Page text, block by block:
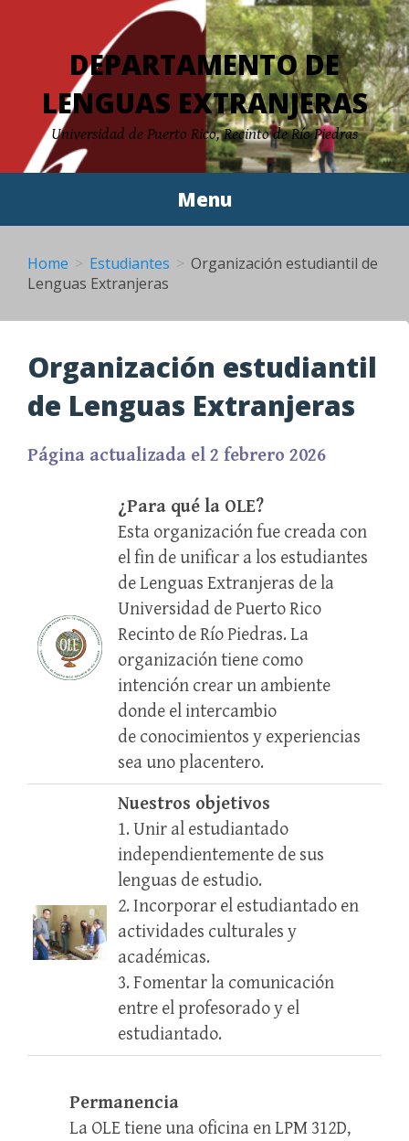
DEPARTAMENTO DE
LENGUAS EXTRANJERAS
Universidad de Puerto Rico, Recinto de Río Piedras
Menu
Home Estudiantes
Organización estudiantil de
Lenguas Extranjeras
Organización estudiantil
de Lenguas Extranjeras
Página actualizada el 2 febrero 2026
¿Para qué la OLE?
Esta organización fue creada con
el fin de unificar a los estudiantes
de Lenguas Extranjeras de la
Universidad de Puerto Rico
Recinto de Río Piedras. La
organización tiene como
intención crear un ambiente
donde el intercambio
de conocimientos y experiencias
sea uno placentero.
Nuestros objetivos
1. Unir al estudiantado
independientemente de sus
lenguas de estudio.
2. Incorporar el estudiantado en
actividades culturales y
académicas.
3. Fomentar la comunicación
entre el profesorado y el
estudiantado.
Permanencia
La OLE tiene una oficina en LPM 312D,